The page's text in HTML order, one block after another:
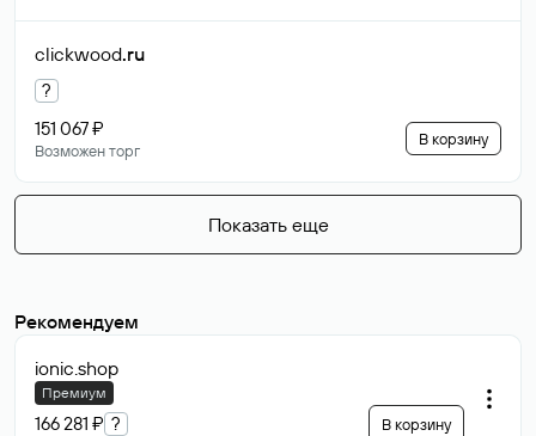
clickwood.ru
?
151 067 ₽
Возможен торг
В корзину
Показать еще
Рекомендуем
ionic.shop
Премиум
166 281 ₽ ? В корзину